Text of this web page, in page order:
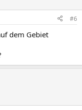
#6
dem Gebiet